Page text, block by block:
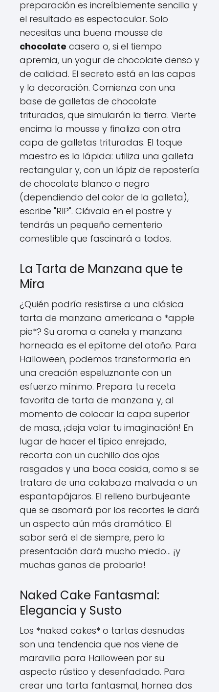
preparación es increíblemente sencilla y
el resultado es espectacular. Solo
necesitas una buena mousse de
chocolate casera o, si el tiempo
apremia, un yogur de chocolate denso y
de calidad. El secreto está en las capas
y la decoración. Comienza con una
base de galletas de chocolate
trituradas, que simularán la tierra. Vierte
encima la mousse y finaliza con otra
capa de galletas trituradas. El toque
maestro es la lápida: utiliza una galleta
rectangular y, con un lápiz de repostería
de chocolate blanco o negro
(dependiendo del color de la galleta),
escribe "RIP". Clávala en el postre y
tendrás un pequeño cementerio
comestible que fascinará a todos.
La Tarta de Manzana que te
Mira
¿Quién podría resistirse a una clásica
tarta de manzana americana o *apple
pie*? Su aroma a canela y manzana
horneada es el epítome del otoño. Para
Halloween, podemos transformarla en
una creación espeluznante con un
esfuerzo mínimo. Prepara tu receta
favorita de tarta de manzana y, al
momento de colocar la capa superior
de masa, ¡deja volar tu imaginación! En
lugar de hacer el típico enrejado,
recorta con un cuchillo dos ojos
rasgados y una boca cosida, como si se
tratara de una calabaza malvada o un
espantapájaros. El relleno burbujeante
que se asomará por los recortes le dará
un aspecto aún más dramático. El
sabor será el de siempre, pero la
presentación dará mucho miedo... ¡y
muchas ganas de probarla!
Naked Cake Fantasmal:
Elegancia y Susto
Los *naked cakes* o tartas desnudas
son una tendencia que nos viene de
maravilla para Halloween por su
aspecto rústico y desenfadado. Para
crear una tarta fantasmal, hornea dos